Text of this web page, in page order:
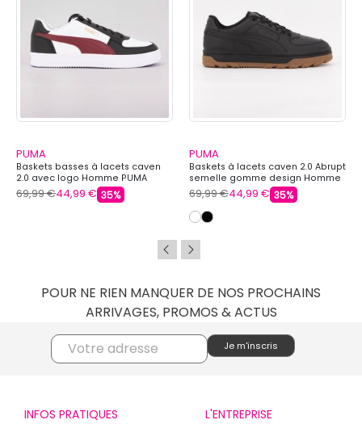
PUMA
Baskets basses à lacets caven
2.0 avec logo Homme PUMA
69,99 €44,99 € 35%
PUMA
Baskets à lacets caven 2.0 Abrupt
semelle gomme design Homme
PUMA
69,99 €44,99 € 35%
POUR NE RIEN MANQUER DE NOS PROCHAINS
ARRIVAGES, PROMOS & ACTUS
INFOS PRATIQUES L'ENTREPRISE